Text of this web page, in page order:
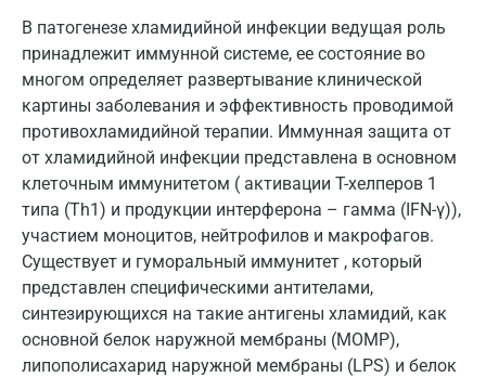
В патогенезе хламидийной инфекции ведущая роль
принадлежит иммунной системе, ее состояние во
многом определяет развертывание клинической
картины заболевания и эффективность проводимой
противохламидийной терапии. Иммунная защита от
от хламидийной инфекции представлена в основном
клеточным иммунитетом ( активации Т-хелперов 1
типа (Th1) и продукции интерферона – гамма (IFN-γ)),
участием моноцитов, нейтрофилов и макрофагов.
Существует и гуморальный иммунитет , который
представлен специфическими антителами,
синтезирующихся на такие антигены хламидий, как
основной белок наружной мембраны (MOMP),
липополисахарид наружной мембраны (LPS) и белок
Ижевск
Истра
Йошкар-Ола
Калининград
Калуга
Кемерово
Ковров